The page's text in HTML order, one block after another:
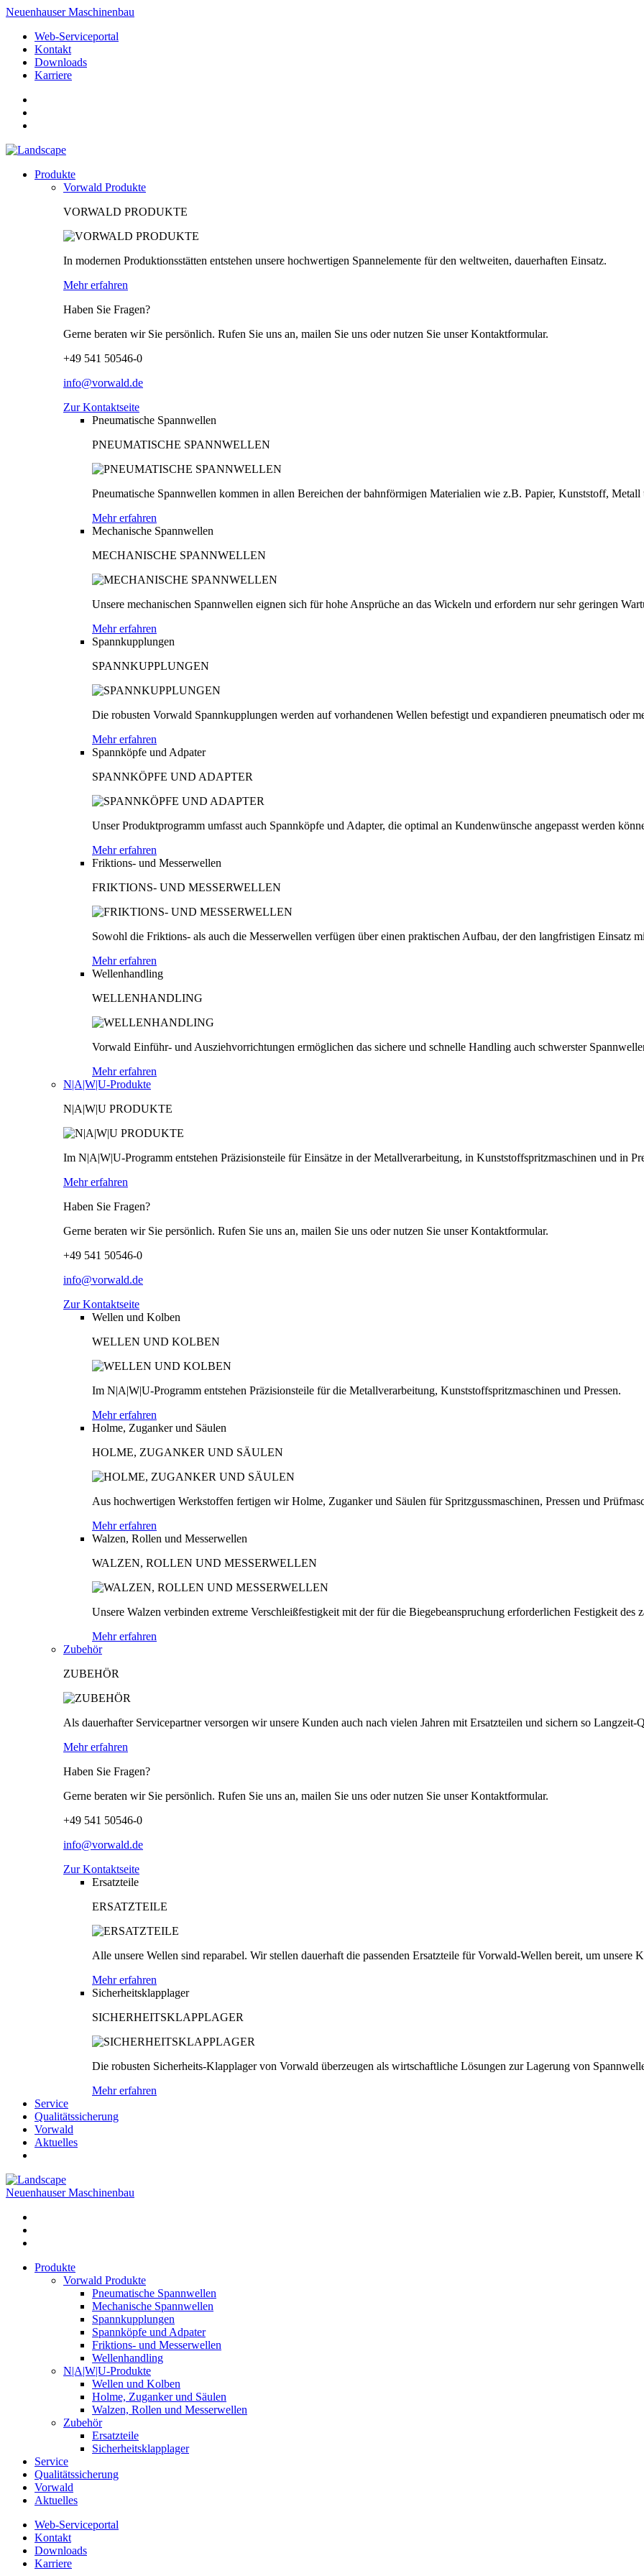
Neuenhauser Maschinenbau
Web-Serviceportal
Kontakt
Downloads
Karriere
Produkte
Vorwald Produkte
VORWALD PRODUKTE
In modernen Produktionsstätten entstehen unsere hochwertigen Spannelemente für den weltweiten, dauerhaften Einsatz.
Mehr erfahren
Haben Sie Fragen?
Gerne beraten wir Sie persönlich. Rufen Sie uns an, mailen Sie uns oder nutzen Sie unser Kontaktformular.
+49 541 50546-0
info@vorwald.de
Zur Kontaktseite
Pneumatische Spannwellen
PNEUMATISCHE SPANNWELLEN
Pneumatische Spannwellen kommen in allen Bereichen der bahnförmigen Materialien wie z.B. Papier, Kunststoff,
Mehr erfahren
Mechanische Spannwellen
MECHANISCHE SPANNWELLEN
Unsere mechanischen Spannwellen eignen sich für hohe Ansprüche an das Wickeln und erfordern nur sehr geringen
Mehr erfahren
Spannkupplungen
SPANNKUPPLUNGEN
Die robusten Vorwald Spannkupplungen werden auf vorhandenen Wellen befestigt und expandieren pneumatisch oder
Mehr erfahren
Spannköpfe und Adpater
SPANNKÖPFE UND ADAPTER
Unser Produktprogramm umfasst auch Spannköpfe und Adapter, die optimal an Kundenwünsche angepasst werden
Mehr erfahren
Friktions- und Messerwellen
FRIKTIONS- UND MESSERWELLEN
Sowohl die Friktions- als auch die Messerwellen verfügen über einen praktischen Aufbau, der den langfristigen Einsatz
Mehr erfahren
Wellenhandling
WELLENHANDLING
Vorwald Einführ- und Ausziehvorrichtungen ermöglichen das sichere und schnelle Handling auch schwerster
Mehr erfahren
N|A|W|U-Produkte
N|A|W|U PRODUKTE
Im N|A|W|U-Programm entstehen Präzisionsteile für Einsätze in der Metallverarbeitung, in Kunststoffspritzmaschinen und in
Mehr erfahren
Haben Sie Fragen?
Gerne beraten wir Sie persönlich. Rufen Sie uns an, mailen Sie uns oder nutzen Sie unser Kontaktformular.
+49 541 50546-0
info@vorwald.de
Zur Kontaktseite
Wellen und Kolben
WELLEN UND KOLBEN
Im N|A|W|U-Programm entstehen Präzisionsteile für die Metallverarbeitung, Kunststoffspritzmaschinen und Pressen.
Mehr erfahren
Holme, Zuganker und Säulen
HOLME, ZUGANKER UND SÄULEN
Aus hochwertigen Werkstoffen fertigen wir Holme, Zuganker und Säulen für Spritzgussmaschinen, Pressen und
Mehr erfahren
Walzen, Rollen und Messerwellen
WALZEN, ROLLEN UND MESSERWELLEN
Unsere Walzen verbinden extreme Verschleißfestigkeit mit der für die Biegebeanspruchung erforderlichen Festigkeit des
Mehr erfahren
Zubehör
ZUBEHÖR
Als dauerhafter Servicepartner versorgen wir unsere Kunden auch nach vielen Jahren mit Ersatzteilen und sichern so Langzeit-
Mehr erfahren
Haben Sie Fragen?
Gerne beraten wir Sie persönlich. Rufen Sie uns an, mailen Sie uns oder nutzen Sie unser Kontaktformular.
+49 541 50546-0
info@vorwald.de
Zur Kontaktseite
Ersatzteile
ERSATZTEILE
Alle unsere Wellen sind reparabel. Wir stellen dauerhaft die passenden Ersatzteile für Vorwald-Wellen bereit, um unsere
Mehr erfahren
Sicherheitsklapplager
SICHERHEITSKLAPPLAGER
Die robusten Sicherheits-Klapplager von Vorwald überzeugen als wirtschaftliche Lösungen zur Lagerung von
Mehr erfahren
Service
Qualitätssicherung
Vorwald
Aktuelles
Neuenhauser Maschinenbau
Produkte
Vorwald Produkte
Pneumatische Spannwellen
Mechanische Spannwellen
Spannkupplungen
Spannköpfe und Adpater
Friktions- und Messerwellen
Wellenhandling
N|A|W|U-Produkte
Wellen und Kolben
Holme, Zuganker und Säulen
Walzen, Rollen und Messerwellen
Zubehör
Ersatzteile
Sicherheitsklapplager
Service
Qualitätssicherung
Vorwald
Aktuelles
Web-Serviceportal
Kontakt
Downloads
Karriere